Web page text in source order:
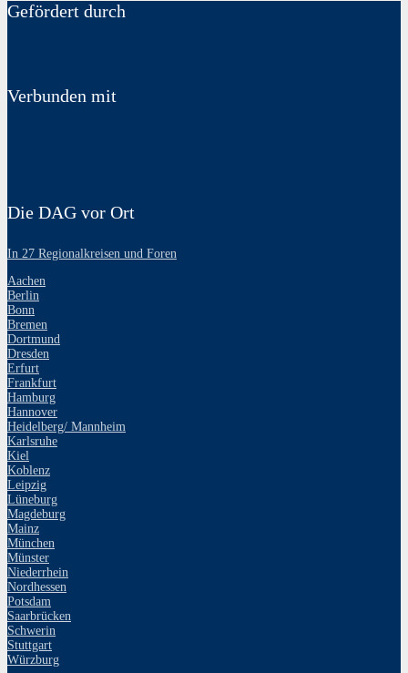
Gefördert durch
Verbunden mit
Die DAG vor Ort
In 27 Regionalkreisen und Foren
Aachen
Berlin
Bonn
Bremen
Dortmund
Dresden
Erfurt
Frankfurt
Hamburg
Hannover
Heidelberg/ Mannheim
Karlsruhe
Kiel
Koblenz
Leipzig
Lüneburg
Magdeburg
Mainz
München
Münster
Niederrhein
Nordhessen
Potsdam
Saarbrücken
Schwerin
Stuttgart
Würzburg